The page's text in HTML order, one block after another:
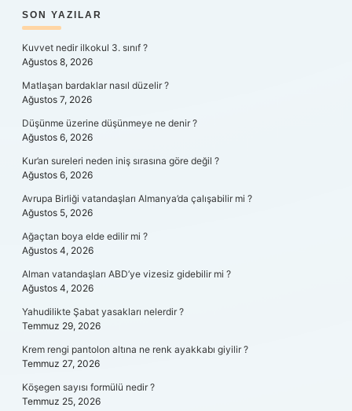
SIDEBAR
SON YAZILAR
Kuvvet nedir ilkokul 3. sınıf ?
Ağustos 8, 2026
Matlaşan bardaklar nasıl düzelir ?
Ağustos 7, 2026
Düşünme üzerine düşünmeye ne denir ?
Ağustos 6, 2026
Kur’an sureleri neden iniş sırasına göre değil ?
Ağustos 6, 2026
Avrupa Birliği vatandaşları Almanya’da çalışabilir mi ?
Ağustos 5, 2026
Ağaçtan boya elde edilir mi ?
Ağustos 4, 2026
Alman vatandaşları ABD’ye vizesiz gidebilir mi ?
Ağustos 4, 2026
Yahudilikte Şabat yasakları nelerdir ?
Temmuz 29, 2026
Krem rengi pantolon altına ne renk ayakkabı giyilir ?
Temmuz 27, 2026
Köşegen sayısı formülü nedir ?
Temmuz 25, 2026